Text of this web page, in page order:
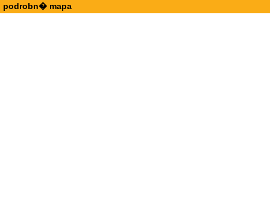
podrobn� mapa